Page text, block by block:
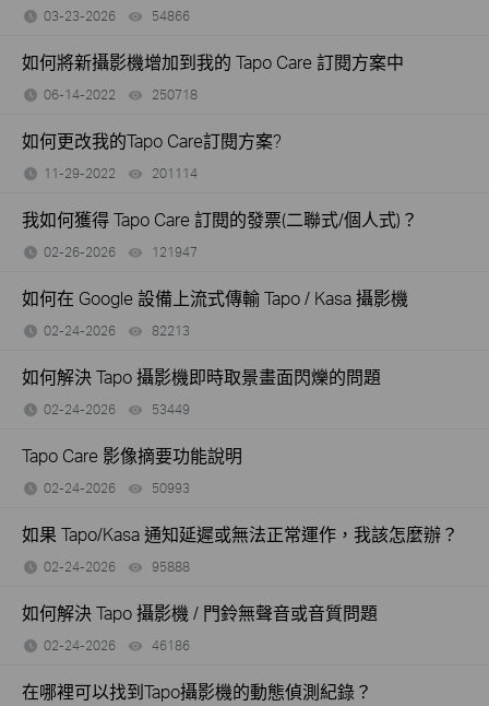
03-23-2026 54866
如何將新攝影機增加到我的 Tapo Care 訂閱方案中
06-14-2022 250718
如何更改我的Tapo Care訂閱方案?
11-29-2022 201114
我如何獲得 Tapo Care 訂閱的發票(二聯式/個人式)？
02-26-2026 121947
如何在 Google 設備上流式傳輸 Tapo / Kasa 攝影機
02-24-2026 82213
如何解決 Tapo 攝影機即時取景畫面閃爍的問題
02-24-2026 53449
Tapo Care 影像摘要功能說明
02-24-2026 50993
如果 Tapo/Kasa 通知延遲或無法正常運作，我該怎麼辦？
02-24-2026 95888
如何解決 Tapo 攝影機 / 門鈴無聲音或音質問題
02-24-2026 46186
在哪裡可以找到Tapo攝影機的動態偵測紀錄？